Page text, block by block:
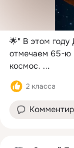
🌟" В этом
отмечаем 65-ю
космос. ...
2 класса